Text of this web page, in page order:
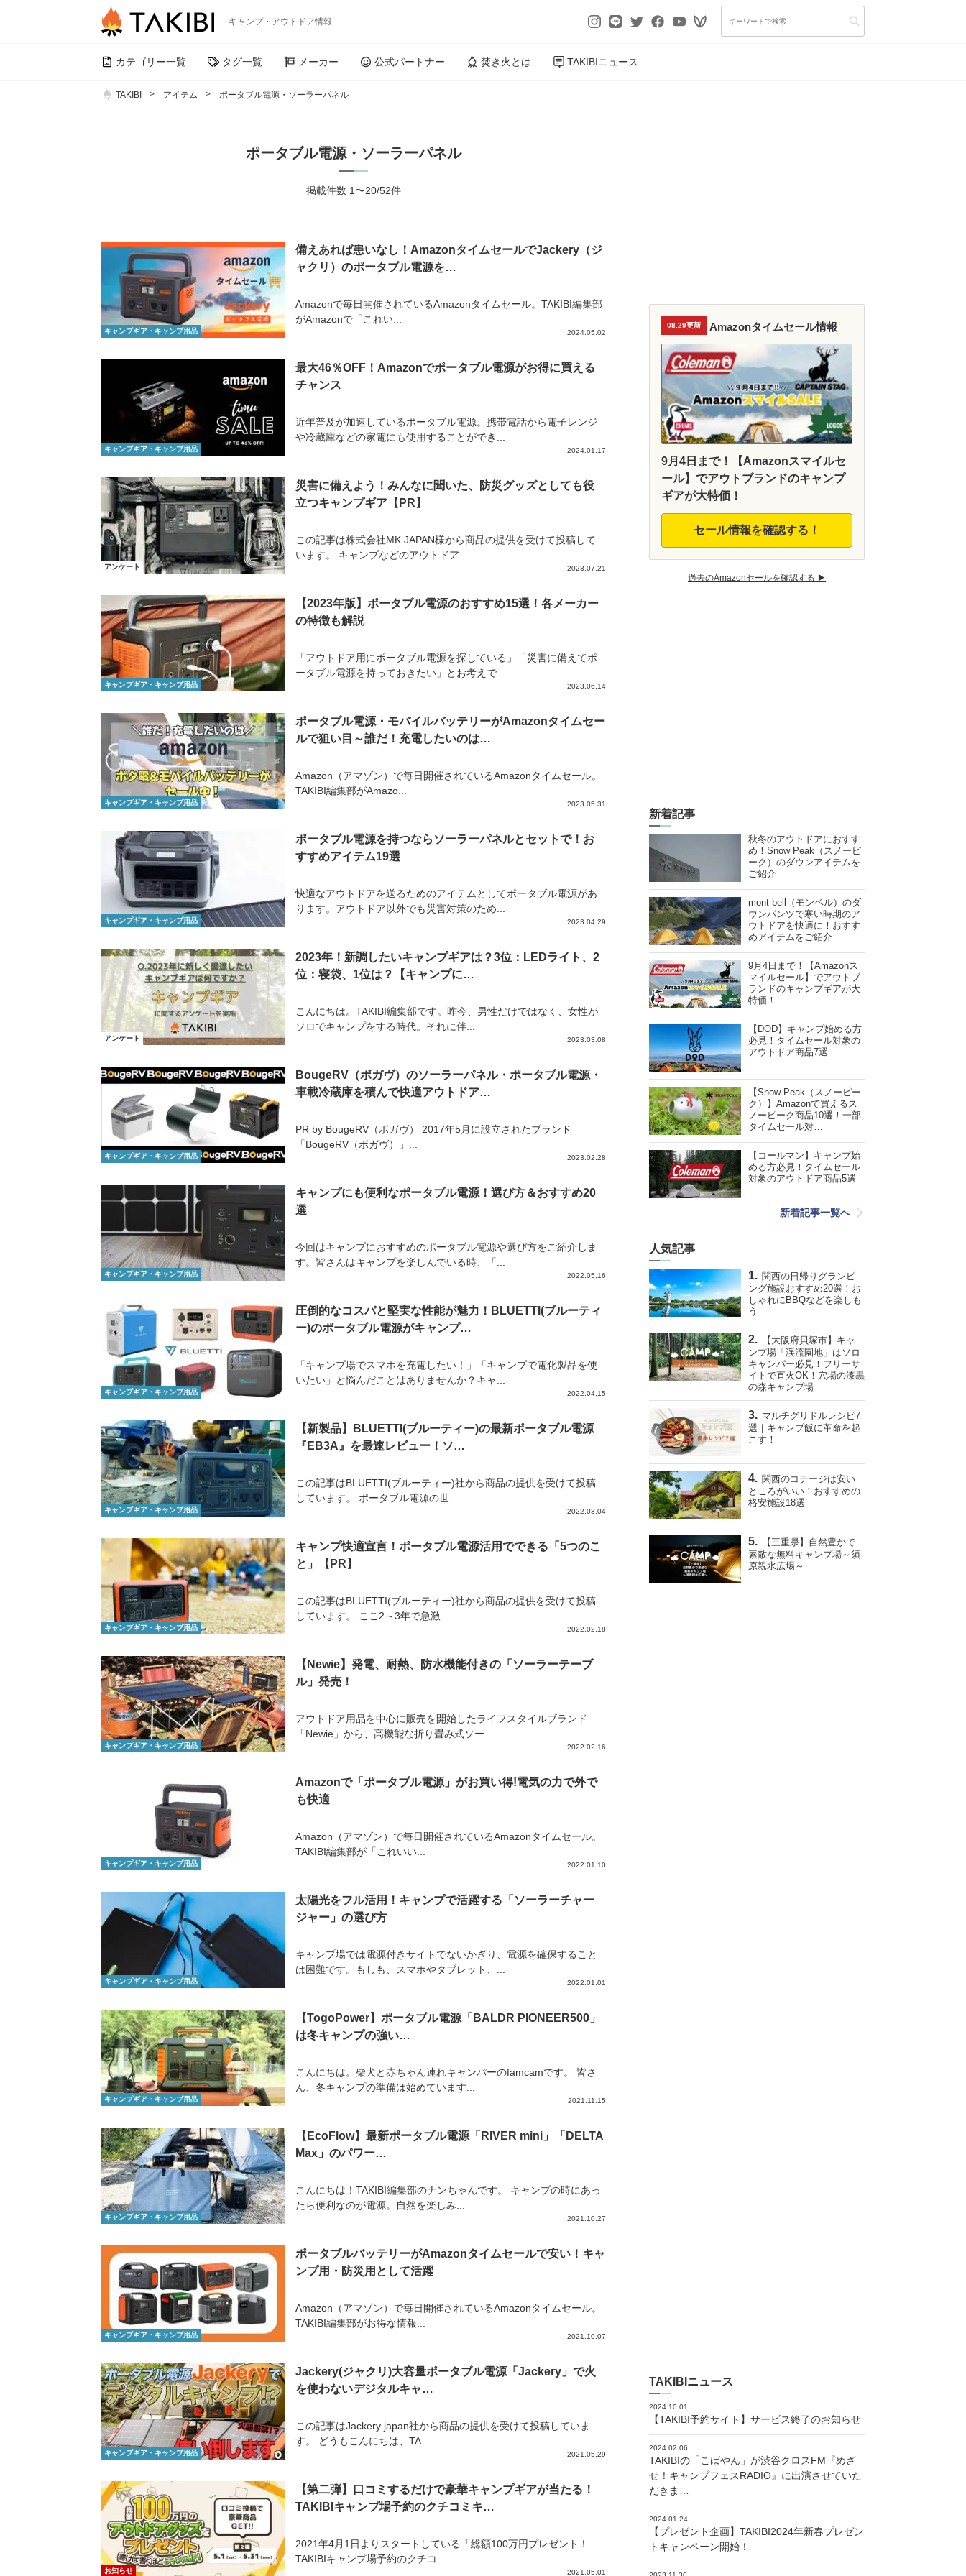
キャンプ・アウトドア情報
カテゴリー一覧 タグ一覧 メーカー 公式パートナー 焚き火とは TAKIBIニュース
TAKIBI アイテム ポータブル電源・ソーラーパネル
ポータブル電源・ソーラーパネル
掲載件数 1〜20/52件
キャンプギア・キャンプ用品
備えあれば患いなし！AmazonタイムセールでJackery（ジ
ャクリ）のポータブル電源を…
Amazonで毎日開催されているAmazonタイムセール。TAKIBI編集部
がAmazonで「これい...
2024.05.02
キャンプギア・キャンプ用品
最大46％OFF！Amazonでポータブル電源がお得に買える
チャンス
近年普及が加速しているポータブル電源。携帯電話から電子レンジ
や冷蔵庫などの家電にも使用することができ...
2024.01.17
アンケート
災害に備えよう！みんなに聞いた、防災グッズとしても役
立つキャンプギア【PR】
この記事は株式会社MK JAPAN様から商品の提供を受けて投稿して
います。 キャンプなどのアウトドア...
2023.07.21
キャンプギア・キャンプ用品
【2023年版】ポータブル電源のおすすめ15選！各メーカー
の特徴も解説
「アウトドア用にポータブル電源を探している」「災害に備えてポ
ータブル電源を持っておきたい」とお考えで...
2023.06.14
キャンプギア・キャンプ用品
ポータブル電源・モバイルバッテリーがAmazonタイムセー
ルで狙い目～誰だ！充電したいのは…
Amazon（アマゾン）で毎日開催されているAmazonタイムセール。
TAKIBI編集部がAmazo...
2023.05.31
キャンプギア・キャンプ用品
ポータブル電源を持つならソーラーパネルとセットで！お
すすめアイテム19選
快適なアウトドアを送るためのアイテムとしてポータブル電源があ
ります。アウトドア以外でも災害対策のため...
2023.04.29
アンケート
2023年！新調したいキャンプギアは？3位：LEDライト、2
位：寝袋、1位は？【キャンプに…
こんにちは。TAKIBI編集部です。昨今、男性だけではなく、女性が
ソロでキャンプをする時代。それに伴...
2023.03.08
キャンプギア・キャンプ用品
BougeRV（ボガヴ）のソーラーパネル・ポータブル電源・
車載冷蔵庫を積んで快適アウトドア…
PR by BougeRV（ボガヴ） 2017年5月に設立されたブランド
「BougeRV（ボガヴ）」...
2023.02.28
キャンプギア・キャンプ用品
キャンプにも便利なポータブル電源！選び方＆おすすめ20
選
今回はキャンプにおすすめのポータブル電源や選び方をご紹介しま
す。皆さんはキャンプを楽しんでいる時、「...
2022.05.16
キャンプギア・キャンプ用品
圧倒的なコスパと堅実な性能が魅力！BLUETTI(ブルーティ
ー)のポータブル電源がキャンプ…
「キャンプ場でスマホを充電したい！」「キャンプで電化製品を使
いたい」と悩んだことはありませんか？キャ...
2022.04.15
キャンプギア・キャンプ用品
【新製品】BLUETTI(ブルーティー)の最新ポータブル電源
『EB3A』を最速レビュー！ソ…
この記事はBLUETTI(ブルーティー)社から商品の提供を受けて投稿
しています。 ポータブル電源の世...
2022.03.04
キャンプギア・キャンプ用品
キャンプ快適宣言！ポータブル電源活用でできる「5つのこ
と」【PR】
この記事はBLUETTI(ブルーティー)社から商品の提供を受けて投稿
しています。 ここ2～3年で急激...
2022.02.18
キャンプギア・キャンプ用品
【Newie】発電、耐熱、防水機能付きの「ソーラーテーブ
ル」発売！
アウトドア用品を中心に販売を開始したライフスタイルブランド
「Newie」から、高機能な折り畳み式ソー...
2022.02.16
キャンプギア・キャンプ用品
Amazonで「ポータブル電源」がお買い得!電気の力で外で
も快適
Amazon（アマゾン）で毎日開催されているAmazonタイムセール。
TAKIBI編集部が「これいい...
2022.01.10
キャンプギア・キャンプ用品
太陽光をフル活用！キャンプで活躍する「ソーラーチャー
ジャー」の選び方
キャンプ場では電源付きサイトでないかぎり、電源を確保すること
は困難です。もしも、スマホやタブレット、...
2022.01.01
キャンプギア・キャンプ用品
【TogoPower】ポータブル電源「BALDR PIONEER500」
は冬キャンプの強い…
こんにちは。柴犬と赤ちゃん連れキャンパーのfamcamです。 皆さ
ん、冬キャンプの準備は始めています...
2021.11.15
キャンプギア・キャンプ用品
【EcoFlow】最新ポータブル電源「RIVER mini」「DELTA
Max」のパワー…
こんにちは！TAKIBI編集部のナンちゃんです。 キャンプの時にあっ
たら便利なのが電源。自然を楽しみ...
2021.10.27
キャンプギア・キャンプ用品
ポータブルバッテリーがAmazonタイムセールで安い！キャ
ンプ用・防災用として活躍
Amazon（アマゾン）で毎日開催されているAmazonタイムセール。
TAKIBI編集部がお得な情報...
2021.10.07
キャンプギア・キャンプ用品
Jackery(ジャクリ)大容量ポータブル電源「Jackery」で火
を使わないデジタルキャ…
この記事はJackery japan社から商品の提供を受けて投稿していま
す。 どうもこんにちは、TA...
2021.05.29
お知らせ
【第二弾】口コミするだけで豪華キャンプギアが当たる！
TAKIBIキャンプ場予約のクチコミキ…
2021年4月1日よりスタートしている「総額100万円プレゼント！
TAKIBIキャンプ場予約のクチコ...
2021.05.01
08.29更新 Amazonタイムセール情報
9月4日まで！【Amazonスマイルセ
ール】でアウトブランドのキャンプ
ギアが大特価！
セール情報を確認する！
過去のAmazonセールを確認する ▶︎
新着記事
秋冬のアウトドアにおすす
め！Snow Peak（スノーピ
ーク）のダウンアイテムを
ご紹介
mont-bell（モンベル）のダ
ウンパンツで寒い時期のア
ウトドアを快適に！おすす
めアイテムをご紹介
9月4日まで！【Amazonス
マイルセール】でアウトブ
ランドのキャンプギアが大
特価！
【DOD】キャンプ始める方
必見！タイムセール対象の
アウトドア商品7選
【Snow Peak（スノーピー
ク）】Amazonで買えるス
ノーピーク商品10選！一部
タイムセール対…
【コールマン】キャンプ始
める方必見！タイムセール
対象のアウトドア商品5選
新着記事一覧へ
人気記事
関西の日帰りグランピ
ング施設おすすめ20選！お
しゃれにBBQなどを楽しも
う
【大阪府貝塚市】キャ
ンプ場「渓流園地」はソロ
キャンパー必見！フリーサ
イトで直火OK！穴場の漆黒
の森キャンプ場
マルチグリドルレシピ7
選｜キャンプ飯に革命を起
こす！
関西のコテージは安い
ところがいい！おすすめの
格安施設18選
【三重県】自然豊かで
素敵な無料キャンプ場～須
原親水広場～
TAKIBIニュース
2024.10.01
【TAKIBI予約サイト】サービス終了のお知らせ
2024.02.06
TAKIBIの「こばやん」が渋谷クロスFM『めざ
せ！キャンプフェスRADIO』に出演させていた
だきま…
2024.01.24
【プレゼント企画】TAKIBI2024年新春プレゼン
トキャンペーン開始！